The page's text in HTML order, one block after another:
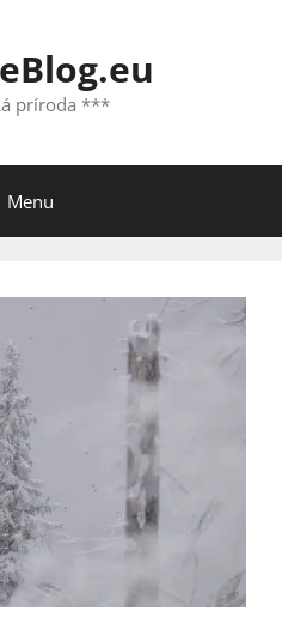
príroda ***
Menu